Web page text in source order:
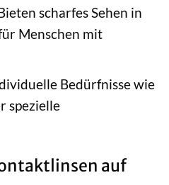
scharfes Sehen in
Menschen mit
Bedürfnisse wie
spezielle
auf